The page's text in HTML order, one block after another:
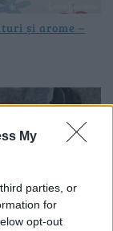
My
parties, or
for
opt-out
și arome –